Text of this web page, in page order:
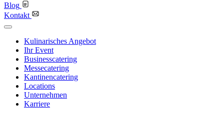
Blog
Kontakt
Kulinarisches Angebot
Ihr Event
Businesscatering
Messecatering
Kantinencatering
Locations
Unternehmen
Karriere